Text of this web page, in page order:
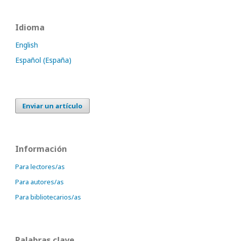
Idioma
English
Español (España)
Enviar un artículo
Información
Para lectores/as
Para autores/as
Para bibliotecarios/as